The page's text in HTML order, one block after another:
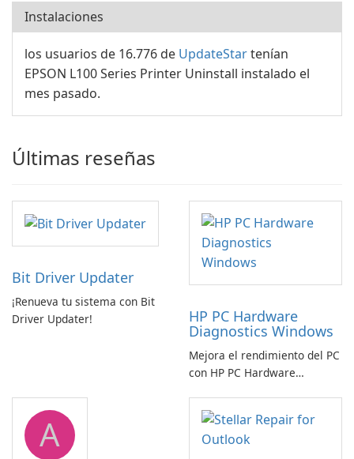
Instalaciones
los usuarios de 16.776 de UpdateStartenían
EPSON L100 Series Printer Uninstall instalado el
mes pasado.
Últimas reseñas
Bit Driver Updater
¡Renueva tu sistema con Bit
Driver Updater!
HP PC Hardware
Diagnostics Windows
Mejora el rendimiento del PC
con HP PC Hardware
A